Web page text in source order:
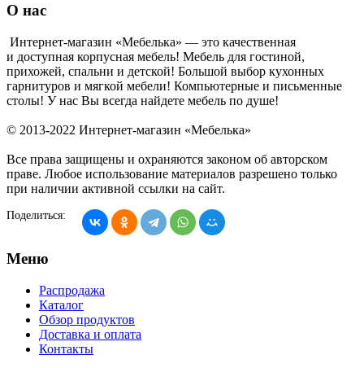
О нас
Интернет-магазин «Мебелька» — это качественная
и доступная корпусная мебель! Мебель для гостиной,
прихожей, спальни и детской! Большой выбор кухонных
гарнитуров и мягкой мебели! Компьютерные и письменные
столы! У нас Вы всегда найдете мебель по душе!
© 2013-2022 Интернет-магазин «Мебелька»
Все права защищены и охраняются законом об авторском
праве. Любое использование материалов разрешено только
при наличии активной ссылки на сайт.
Поделиться:
Меню
Распродажа
Каталог
Обзор продуктов
Доставка и оплата
Контакты